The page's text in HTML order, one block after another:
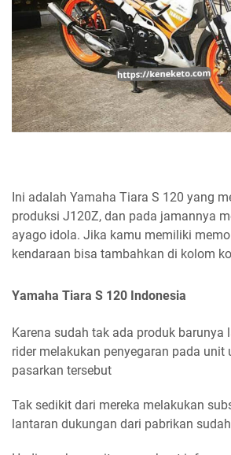
Ini adalah Yamaha Tiara S 120 yang
produksi J120Z, dan pada jamannya
ayago idola. Jika kamu memiliki
kendaraan bisa tambahkan di kolom
Yamaha Tiara S 120 Indonesia
Karena sudah tak ada produk barunya
rider melakukan penyegaran pada unit
pasarkan tersebut
Tak sedikit dari mereka melakukan
lantaran dukungan dari pabrikan